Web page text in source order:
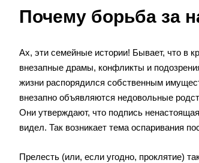
Почему борьба за
Ах, эти семейные истории! Бывает, что в
внезапные драмы, конфликты и
жизни распорядился собственным
внезапно объявляются недовольные
Они утверждают, что подпись
видел. Так возникает тема оспаривания
Прелесть (или, если угодно, проклятие)